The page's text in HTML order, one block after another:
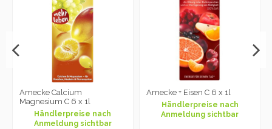
Amecke Calcium
Magnesium C 6 x 1l
Händlerpreise nach
Anmeldung sichtbar
Amecke + Eisen C 6 x 1l
Händlerpreise nach
Anmeldung sichtbar